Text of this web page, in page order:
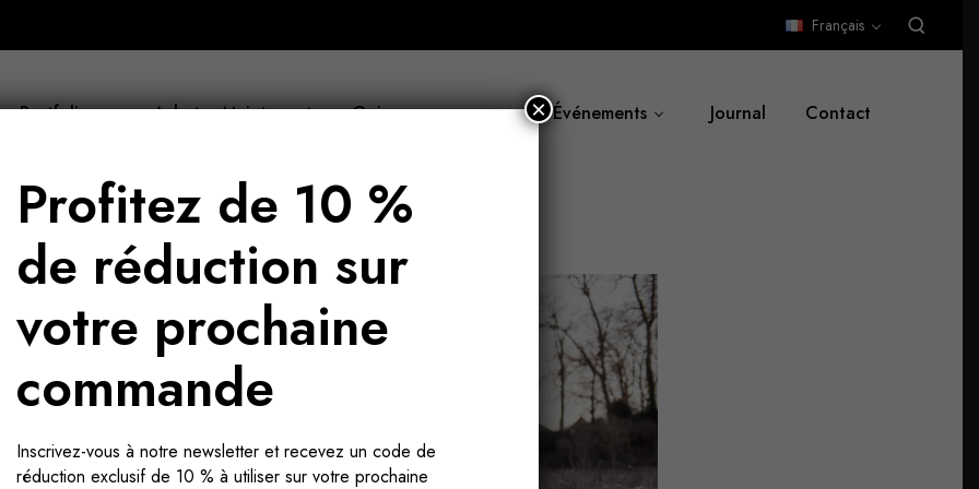
Français
Portfolio Acheter Maintenant Qui sommes-nous Événements Journal Contact
Profitez de 10 %
de réduction sur
votre prochaine
commande
Inscrivez-vous à notre newsletter et recevez un code de
réduction exclusif de 10 % à utiliser sur votre prochaine
×